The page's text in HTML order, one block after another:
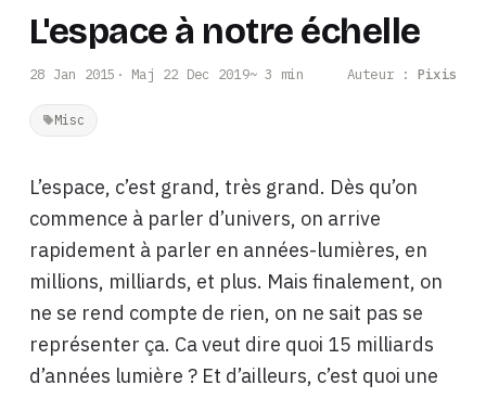
L'espace à notre échelle
28 Jan 2015 · Maj 22 Dec 2019 3 min Auteur : Pixis
Misc
L’espace, c’est grand, très grand. Dès qu’on
commence à parler d’univers, on arrive
rapidement à parler en années-lumières, en
millions, milliards, et plus. Mais finalement, on
ne se rend compte de rien, on ne sait pas se
représenter ça. Ca veut dire quoi 15 milliards
d’années lumière ? Et d’ailleurs, c’est quoi une